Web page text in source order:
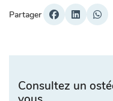
Partager
Consultez un